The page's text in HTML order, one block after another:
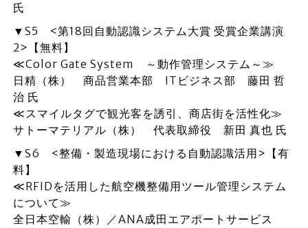
氏
▼S5 <第18回自動認識システム大賞 受賞企業講演
2>【無料】
≪Color Gate System ～動作管理システム～≫
日精（株） 商品営業本部 ITビジネス部 藤田 哲
治 氏
≪スマイルタグで観光客を誘引、商店街を活性化≫
サトーマテリアル（株） 代表取締役 新田 真也 氏
▼S6 <整備・製造現場における自動認識活用>【有
料】
≪RFIDを活用した航空機整備用ツール管理システム
について≫
全日本空輸（株）／ANA成田エアポートサービス